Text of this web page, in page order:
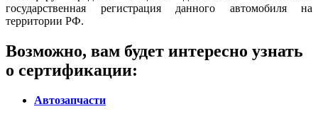
государственная регистрация данного автомобиля на
территории РФ.
Возможно, вам будет интересно узнать
о сертификации:
Автозапчасти